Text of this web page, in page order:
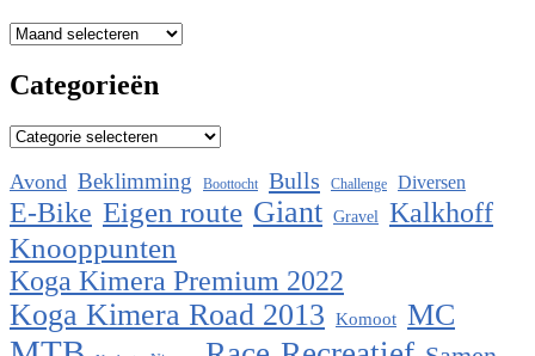
Archieven
Categorieën
Categorieën
Avond Beklimming Boottocht Bulls Challenge Diversen
E-Bike Eigen route Giant Gravel Kalkhoff
Knooppunten
Koga Kimera Premium 2022
Koga Kimera Road 2013 Komoot MC